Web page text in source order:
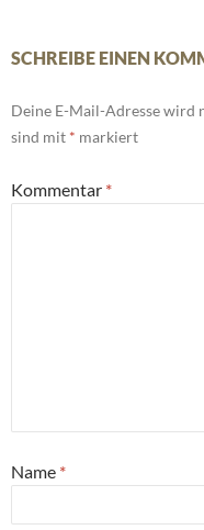
SCHREIBE EINEN
Deine E-Mail-Adresse
sind mit * markiert
Kommentar *
Name *